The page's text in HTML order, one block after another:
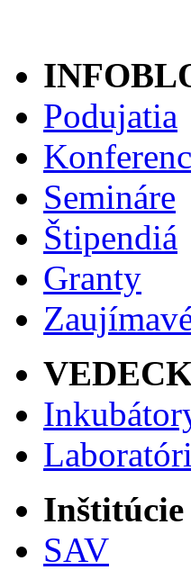
Podujatia
Semináre
Štipendiá
Granty
Inštitúcie
SAV